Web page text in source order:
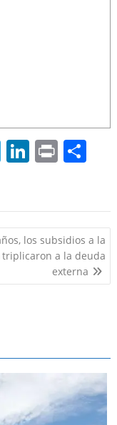
T
gr
a
m
Li
e
dI
n
Pr
e
los subsidios a la
triplicaron a la deuda
externa